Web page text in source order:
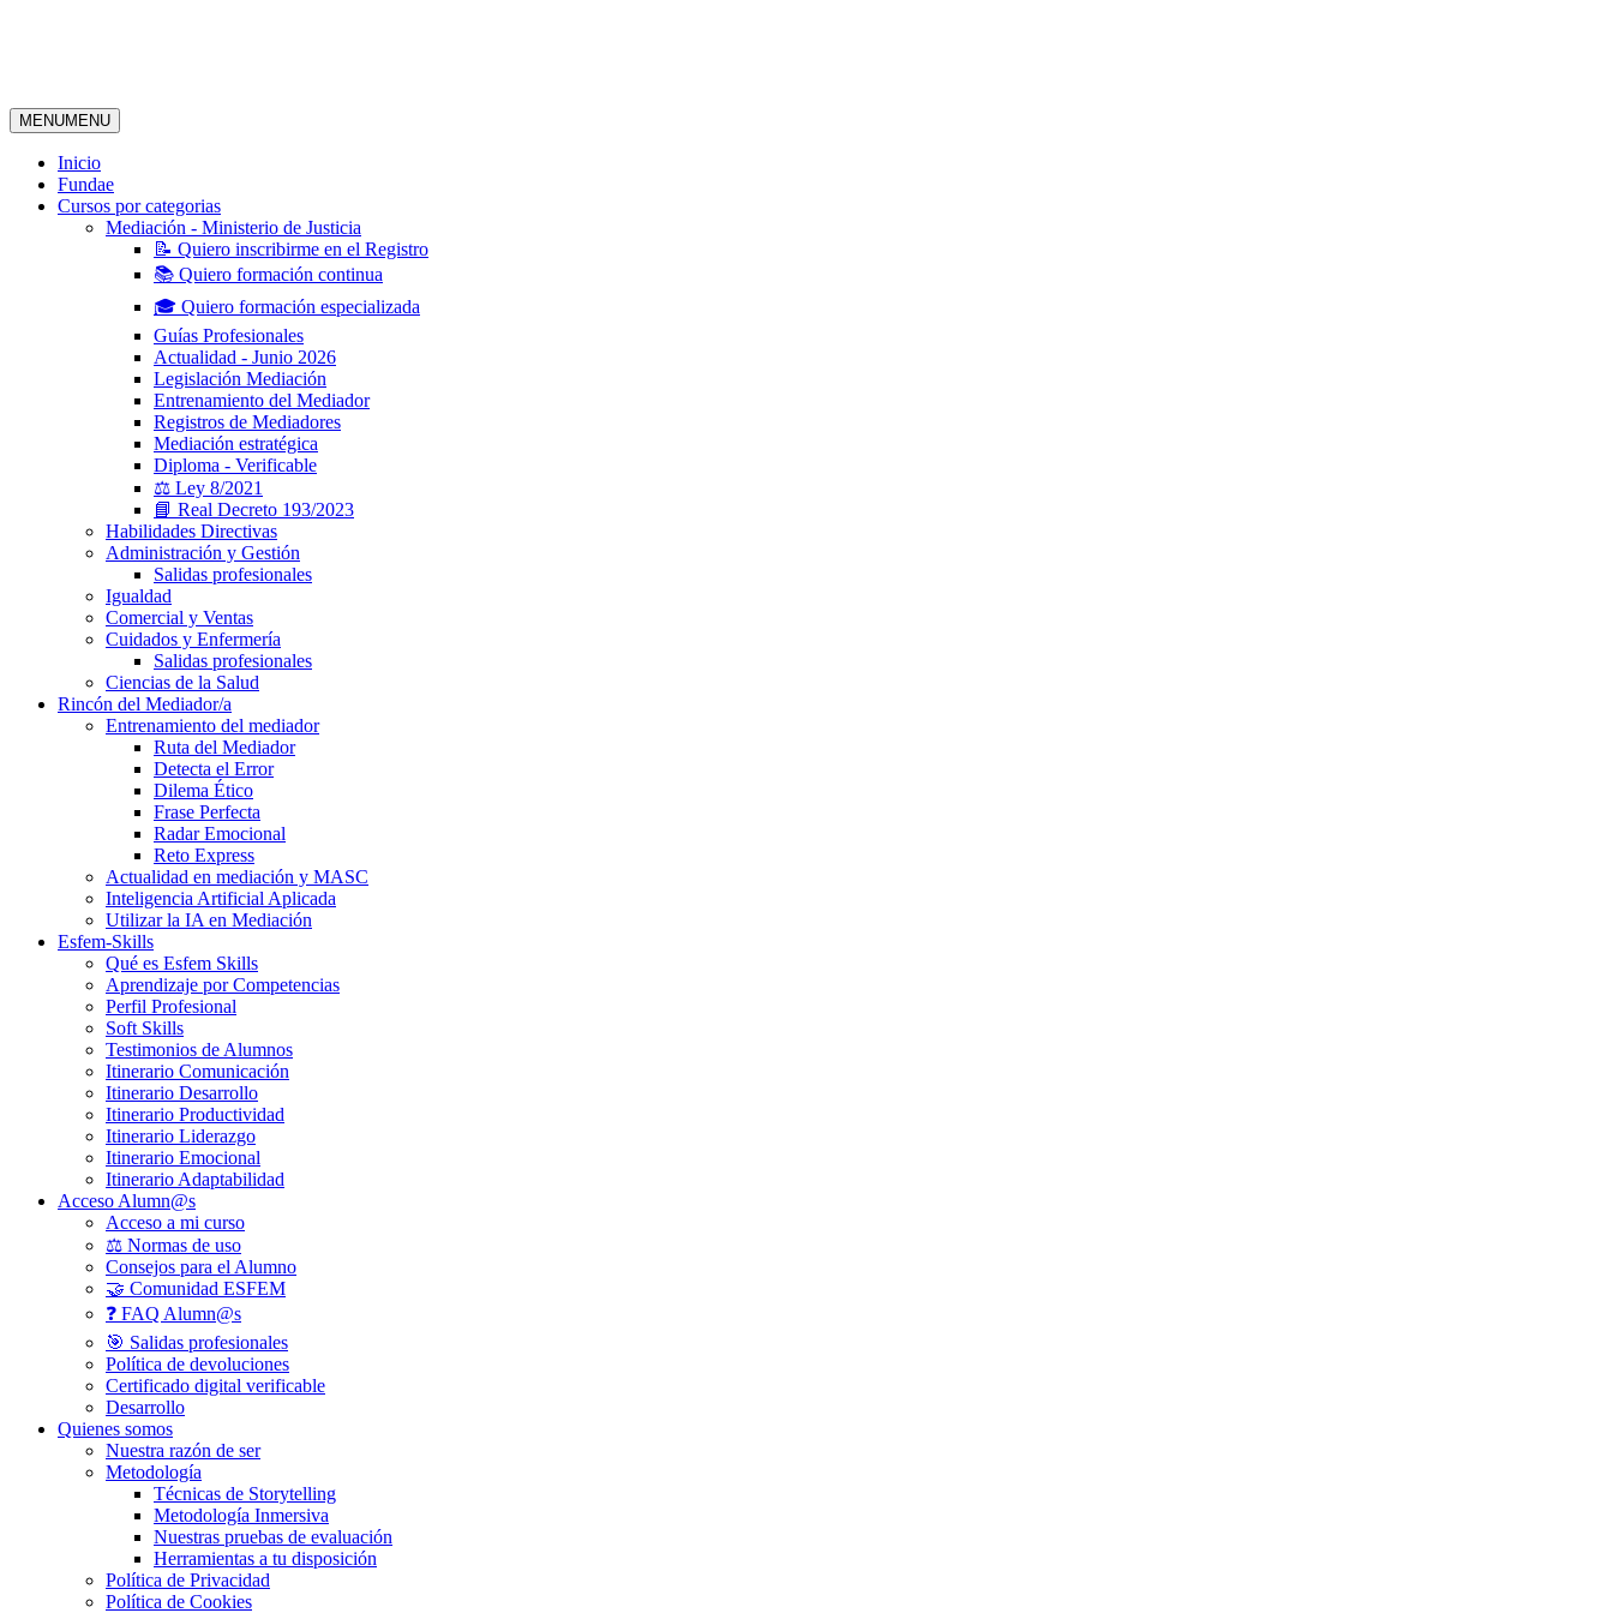
contenido
MENUMENU
Inicio
Fundae
Cursos por categorias
Mediación - Ministerio de Justicia
📝 Quiero inscribirme en el Registro
📚 Quiero formación continua
🎓 Quiero formación especializada
Guías Profesionales
Actualidad - Junio 2026
Legislación Mediación
Entrenamiento del Mediador
Registros de Mediadores
Mediación estratégica
Diploma - Verificable
⚖️ Ley 8/2021
📘 Real Decreto 193/2023
Habilidades Directivas
Administración y Gestión
Salidas profesionales
Igualdad
Comercial y Ventas
Cuidados y Enfermería
Salidas profesionales
Ciencias de la Salud
Rincón del Mediador/a
Entrenamiento del mediador
Ruta del Mediador
Detecta el Error
Dilema Ético
Frase Perfecta
Radar Emocional
Reto Express
Actualidad en mediación y MASC
Inteligencia Artificial Aplicada
Utilizar la IA en Mediación
Esfem-Skills
Qué es Esfem Skills
Aprendizaje por Competencias
Perfil Profesional
Soft Skills
Testimonios de Alumnos
Itinerario Comunicación
Itinerario Desarrollo
Itinerario Productividad
Itinerario Liderazgo
Itinerario Emocional
Itinerario Adaptabilidad
Acceso Alumn@s
Acceso a mi curso
⚖️ Normas de uso
Consejos para el Alumno
🤝 Comunidad ESFEM
❓ FAQ Alumn@s
🎯 Salidas profesionales
Política de devoluciones
Certificado digital verificable
Desarrollo
Quienes somos
Nuestra razón de ser
Metodología
Técnicas de Storytelling
Metodología Inmersiva
Nuestras pruebas de evaluación
Herramientas a tu disposición
Política de Privacidad
Política de Cookies